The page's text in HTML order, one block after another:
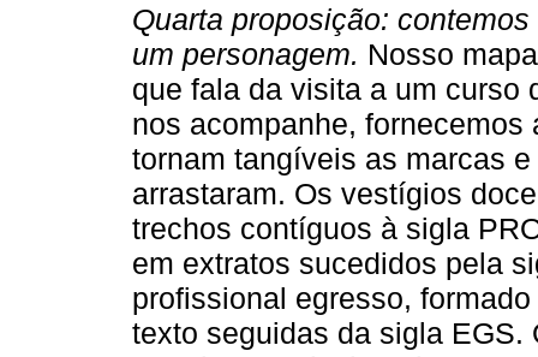
Quarta proposição:
um personagem. Nosso
que fala da visita a um curso
nos acompanhe,
tornam tangíveis as marcas
arrastaram. Os vestígios
trechos contíguos à sigla
em extratos sucedidos pela
profissional egresso,
texto seguidas da sigla EGS.